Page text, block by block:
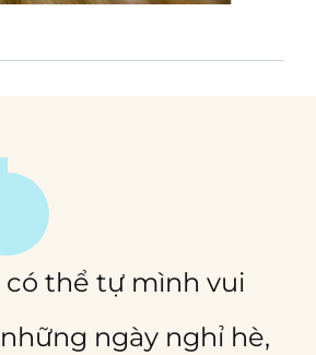
có thể tự mình vui
ngày nghỉ hè,